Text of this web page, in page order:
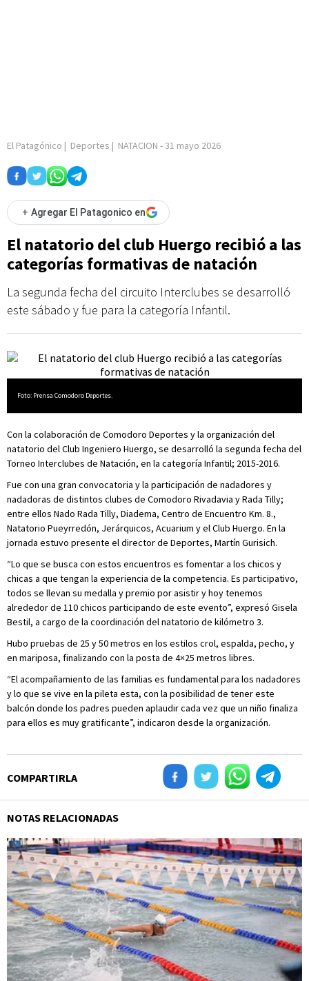
El Patagónico | Deportes | NATACION -31 mayo 2026
+ Agregar El Patagonico en
El natatorio del club Huergo recibió a las
categorías formativas de natación
La segunda fecha del circuito Interclubes se desarrolló
este sábado y fue para la categoría Infantil.
Foto: Prensa Comodoro Deportes.
Con la colaboración de Comodoro Deportes y la organización del
natatorio del Club Ingeniero Huergo, se desarrolló la segunda fecha del
Torneo Interclubes de Natación, en la categoría Infantil; 2015-2016.
Fue con una gran convocatoria y la participación de nadadores y
nadadoras de distintos clubes de Comodoro Rivadavia y Rada Tilly;
entre ellos Nado Rada Tilly, Diadema, Centro de Encuentro Km. 8.,
Natatorio Pueyrredón, Jerárquicos, Acuarium y el Club Huergo. En la
jornada estuvo presente el director de Deportes, Martín Gurisich.
“Lo que se busca con estos encuentros es fomentar a los chicos y
chicas a que tengan la experiencia de la competencia. Es participativo,
todos se llevan su medalla y premio por asistir y hoy tenemos
alrededor de 110 chicos participando de este evento”, expresó Gisela
Bestil, a cargo de la coordinación del natatorio de kilómetro 3.
Hubo pruebas de 25 y 50 metros en los estilos crol, espalda, pecho, y
en mariposa, finalizando con la posta de 4×25 metros libres.
“El acompañamiento de las familias es fundamental para los nadadores
y lo que se vive en la pileta esta, con la posibilidad de tener este
balcón donde los padres pueden aplaudir cada vez que un niño finaliza
para ellos es muy gratificante”, indicaron desde la organización.
COMPARTIRLA
NOTAS RELACIONADAS